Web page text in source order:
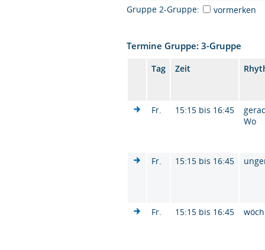
Gruppe 2-Gruppe: vormerken
Termine Gruppe: 3-Gruppe
Tag Zeit
Fr. 15:15 bis 16:45
Wo
Fr. 15:15 bis 16:45
Fr. 15:15 bis 16:45